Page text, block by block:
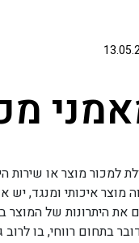
למכור מוצר או
מוצר איכותי ומנגד,
את היתרונות של המוצר
בתחום רווחי, בו